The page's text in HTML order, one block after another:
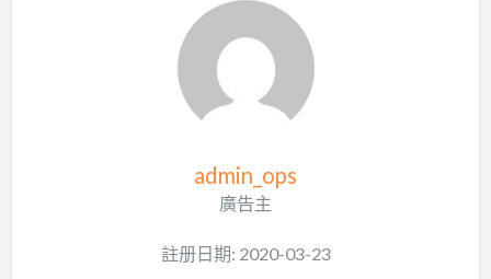
admin_ops
廣告主
註册日期: 2020-03-23